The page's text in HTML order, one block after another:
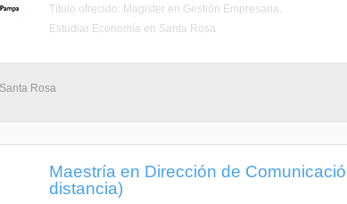
Título ofrecido: Magister en Gestión Empresaria.
Estudiar Economía en Santa Rosa
Rosa
Maestría en Dirección de
distancia)